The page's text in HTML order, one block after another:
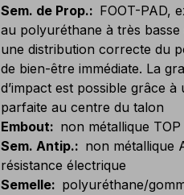
Sem. de Prop.: FOOT-PAD,
au polyuréthane à très
une distribution correcte du
de bien-être immédiate. La
d’impact est possible grâce
parfaite au centre du talon
Embout: non métallique TOP
Sem. Antip.: non métallique
résistance électrique
Semelle: polyuréthane/